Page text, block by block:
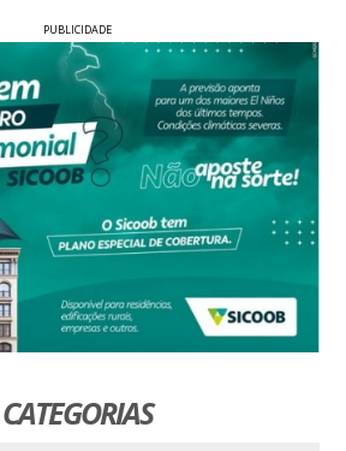
PUBLICIDADE
CATEGORIAS